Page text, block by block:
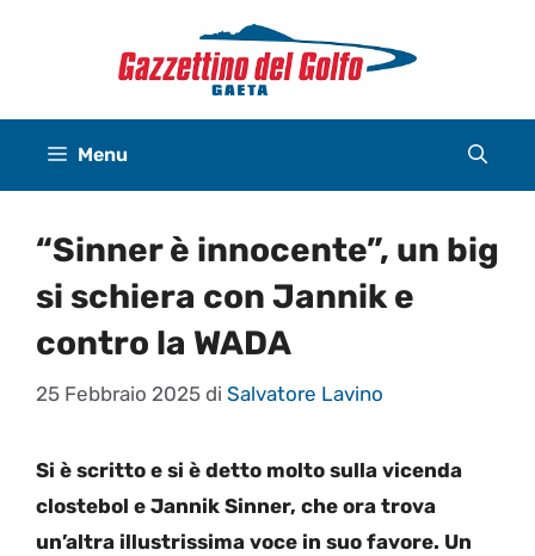
Menu
“Sinner è innocente”, un big
si schiera con Jannik e
contro la WADA
25 Febbraio 2025 di Salvatore Lavino
Si è scritto e si è detto molto sulla vicenda
clostebol e Jannik Sinner, che ora trova
un’altra illustrissima voce in suo favore. Un